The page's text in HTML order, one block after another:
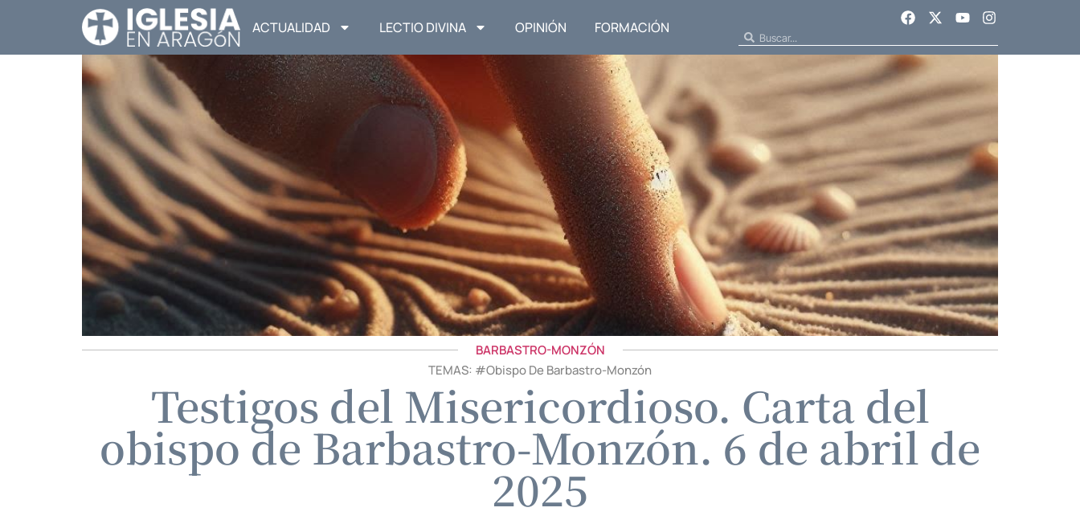
ACTUALIDAD LECTIO DIVINA OPINIÓN FORMACIÓN
BARBASTRO-MONZÓN
TEMAS: #Obispo De Barbastro-Monzón
Testigos del Misericordioso. Carta del
obispo de Barbastro-Monzón. 6 de abril de
2025